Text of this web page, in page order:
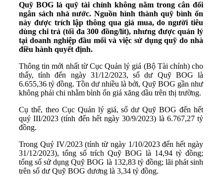
Quỹ BOG là quỹ tài chính không nằm trong cân đối
ngân sách nhà nước. Nguồn hình thành quỹ bình ổn
này được trích lập thông qua giá mua, do người tiêu
dùng chi trả (tối đa 300 đồng/lít), nhưng được quản lý
tại doanh nghiệp đầu mối và việc sử dụng quỹ do nhà
điều hành quyết định.
Thông tin mới nhất từ Cục Quản lý giá (Bộ Tài chính) cho
thấy, tính đến ngày 31/12/2023, số dư Quỹ BOG là
6.655,36 tỷ đồng. Tồn dư nhiều là bởi, Quỹ BOG gần như
không phải chi nhằm bình ổn giá xăng dầu trên thị trường.
Cụ thể, theo Cục Quản lý giá, số dư Quỹ BOG đến hết
quý III/2023 (tính đến hết ngày 30/9/2023) là 6.767,27 tỷ
đồng.
Trong Quý IV/2023 (tính từ ngày 1/10/2023 đến hết ngày
31/12/2023), tổng số trích Quỹ BOG là 14,94 tỷ đồng;
tổng số sử dụng Quỹ BOG là 132,83 tỷ đồng; lãi phát sinh
trên số dư Quỹ BOG dương là 3,34 tỷ đồng.